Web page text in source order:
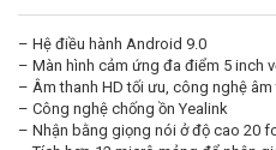
– Hệ điều hành Android 9.0
– Màn hình cảm ứng đa điểm 5 inch
– Âm thanh HD tối ưu, công nghệ
– Công nghệ chống ồn Yealink
– Nhận bằng giọng nói ở độ cao 20